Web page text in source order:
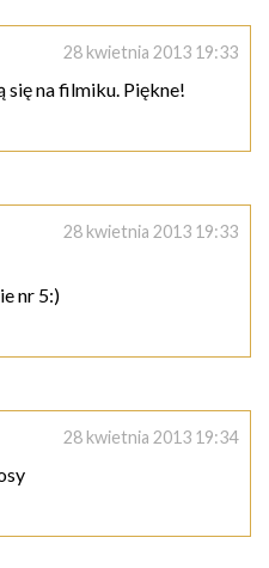
28 kwietnia 2013 19:33
się na filmiku. Piękne!
28 kwietnia 2013 19:33
nr 5:)
28 kwietnia 2013 19:34